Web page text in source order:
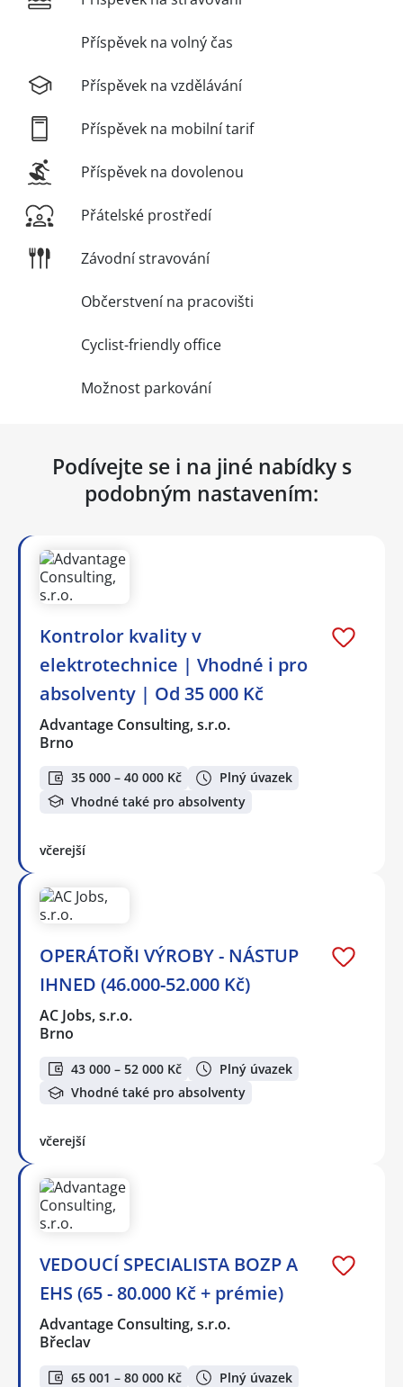
Příspěvek na volný čas
Příspěvek na vzdělávání
Příspěvek na mobilní tarif
Příspěvek na dovolenou
Přátelské prostředí
Závodní stravování
Občerstvení na pracovišti
Cyclist-friendly office
Možnost parkování
Podívejte se i na jiné nabídky s
podobným nastavením:
Kontrolor kvality v
elektrotechnice | Vhodné i pro
absolventy | Od 35 000 Kč
Advantage Consulting, s.r.o.
Brno
35 000 – 40 000 Kč
Plný úvazek
Vhodné také pro absolventy
včerejší
OPERÁTOŘI VÝROBY - NÁSTUP
IHNED (46.000-52.000 Kč)
AC Jobs, s.r.o.
Brno
43 000 – 52 000 Kč
Plný úvazek
Vhodné také pro absolventy
včerejší
VEDOUCÍ SPECIALISTA BOZP A
EHS (65 - 80.000 Kč + prémie)
Advantage Consulting, s.r.o.
Břeclav
65 001 – 80 000 Kč Plný úvazek